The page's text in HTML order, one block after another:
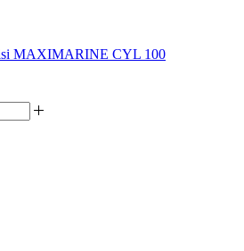
MAXIMARINE CYL 100